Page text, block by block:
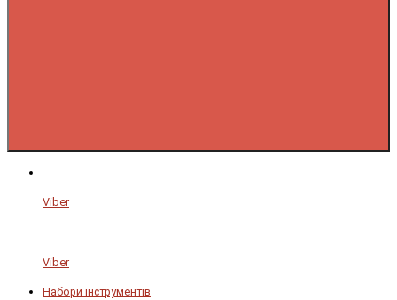
Viber
Viber
Набори інструментів